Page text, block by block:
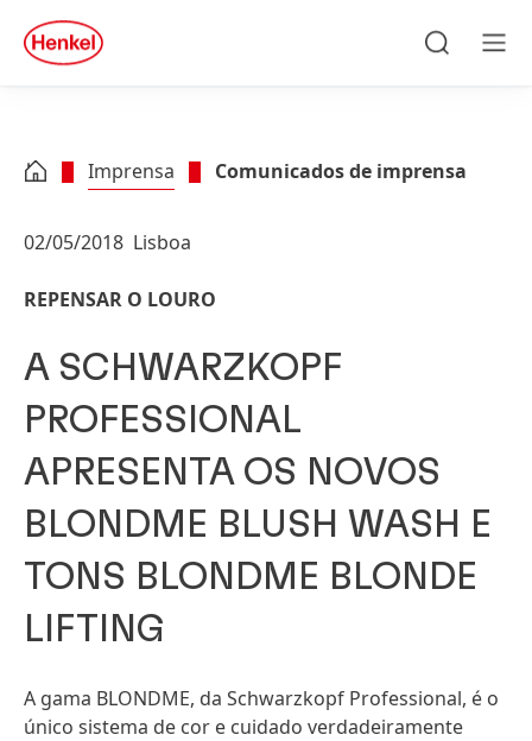
Skip to footer
quick
search
Imprensa Comunicados de imprensa
02/05/2018 Lisboa
REPENSAR O LOURO
A SCHWARZKOPF
PROFESSIONAL
APRESENTA OS NOVOS
BLONDME BLUSH WASH E
TONS BLONDME BLONDE
LIFTING
A gama BLONDME, da Schwarzkopf Professional, é o
único sistema de cor e cuidado verdadeiramente